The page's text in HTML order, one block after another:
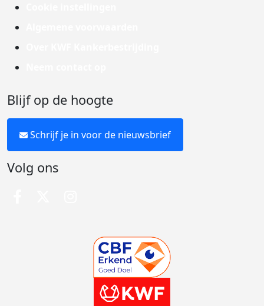
Blijf op de hoogte
Schrijf je in voor de nieuwsbrief
Volg ons